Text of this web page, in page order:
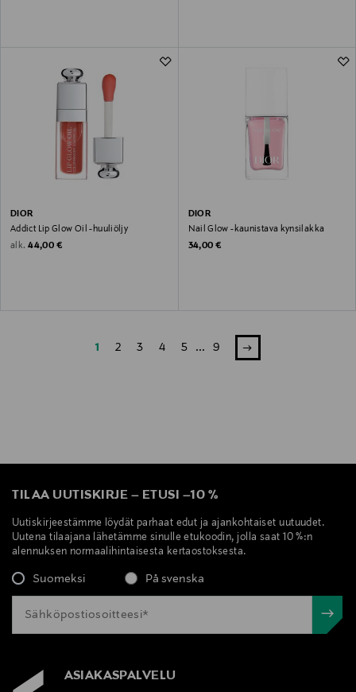
DIOR
Addict Lip Glow Oil -huuliöljy
alk. Original Price
44,00 €
DIOR
Nail Glow -kaunistava kynsilakka
Original Price
34,00 €
1 2 3 4 5 ... 9
TILAA UUTISKIRJE – ETUSI –10 %
Uutiskirjeestämme löydät parhaat edut ja ajankohtaiset uutuudet.
Uutena tilaajana lähetämme sinulle etukoodin, jolla saat 10 %:n
alennuksen normaalihintaisesta kertaostoksesta.
Suomeksi På svenska
ASIAKASPALVELU